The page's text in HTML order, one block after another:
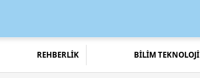
REHBERLİK BİLİM TEKNOLOJİ